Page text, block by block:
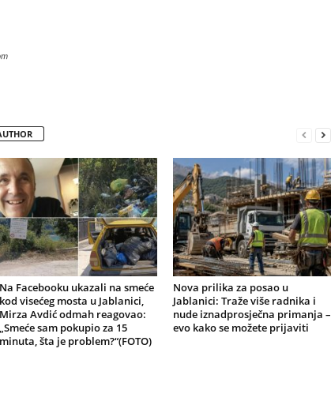
Na Facebooku ukazali na smeće
kod visećeg mosta u Jablanici,
Mirza Avdić odmah reagovao:
„Smeće sam pokupio za 15
minuta, šta je problem?“(FOTO)
Nova prilika za posao u
Jablanici: Traže više radnika i
nude iznadprosječna primanja –
evo kako se možete prijaviti